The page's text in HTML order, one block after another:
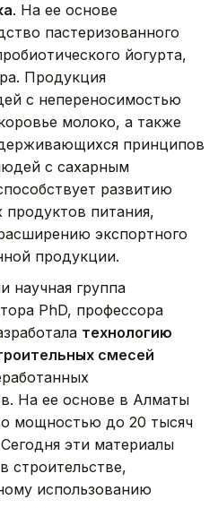
. На ее основе
пастеризованного
йогурта,
Продукция
с непереносимостью
молоко, а также
принципов
с сахарным
развитию
питания,
экспортного
продукции.
научная группа
PhD, профессора
технологию
смесей
На ее основе в Алматы
мощностью до 20 тысяч
эти материалы
строительстве,
использованию